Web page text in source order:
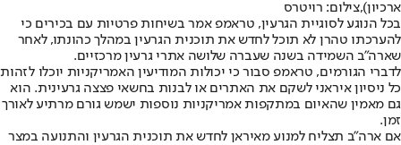
ארכיון),צילום: רויטרס
בכל הנוגע לסוגיית הגרעין, טראמפ אמר בשיחות פרטיות עם בכירים כי
להערכתו טהרן לא תוכל לחדש את תוכנית הגרעין במהלך כהונתו, לאחר
שארה"ב השמידה בשנה שעברה שלושה אתרי גרעין מרכזיים.
לדברי הגורמים, טראמפ סבור כי יכולות המודיעין האמריקניות יוכלו לזהות
כל ניסיון איראני לשקם את האתרים או לבנות בחשאי פצצה גרעינית. הוא
גם מאמין שהאיום במתקפות אמריקניות נוספות ישמש גורם מרתיע לאורך
זמן.
אם ארה"ב תצליח למנוע מאיראן לחדש את תוכנית הגרעין והתנועה במצר